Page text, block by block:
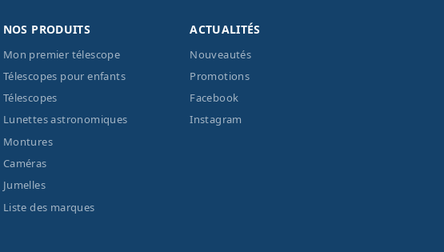
NOS PRODUITS
Mon premier télescope
Télescopes pour enfants
Télescopes
Lunettes astronomiques
Montures
Caméras
Jumelles
Liste des marques
ACTUALITÉS
Nouveautés
Promotions
Facebook
Instagram